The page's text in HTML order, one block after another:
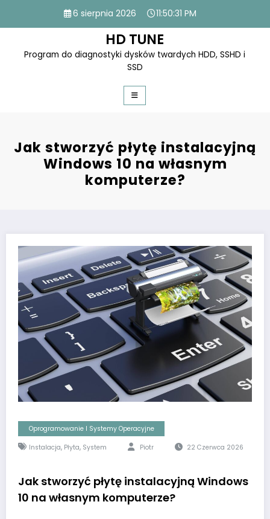
content
6 sierpnia 2026 11:50:32 PM
HD TUNE
Program do diagnostyki dysków twardych HDD, SSHD i
SSD
Jak stworzyć płytę instalacyjną
Windows 10 na własnym
komputerze?
Oprogramowanie I Systemy Operacyjne
Instalacja, Płyta, System Piotr 22 Czerwca 2026
Jak stworzyć płytę instalacyjną Windows
10 na własnym komputerze?